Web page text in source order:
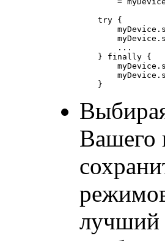
try {
    ...
} finally {
Вашего
лучший